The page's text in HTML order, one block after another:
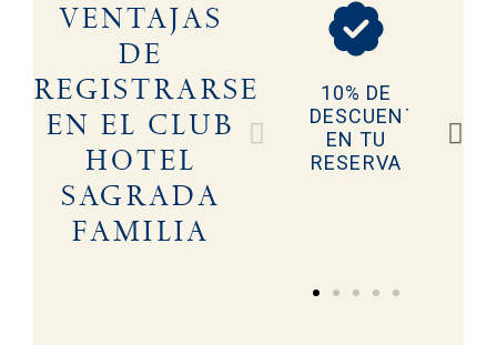
VENTAJAS
DE
REGISTRARSE
EN EL CLUB
HOTEL
SAGRADA
FAMILIA
10% DE
DESCUENTO
EN TU
RESERVA
EN